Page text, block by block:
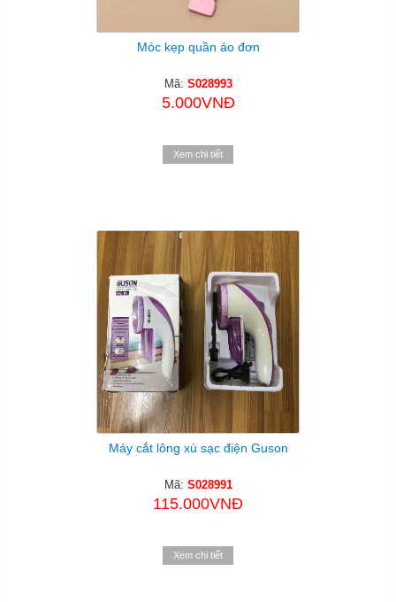
Móc kẹp quần áo đơn
Mã: S028993
5.000VNĐ
Xem chi tiết
Máy cắt lông xù sạc điện Guson
Mã: S028991
115.000VNĐ
Xem chi tiết